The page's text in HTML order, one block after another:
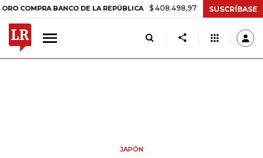
BANCO DE LA REPÚBLICA $ 408.498,97 +$ 8.753,81 +2,19%
SUSCRÍBASE
JAPÓN